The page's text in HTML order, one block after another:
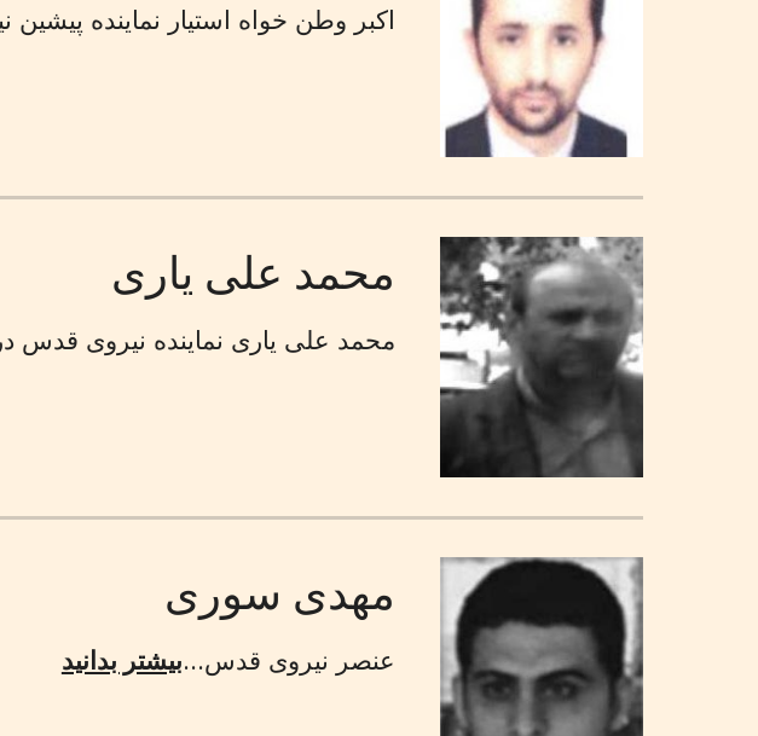
اكبر وطن خواه استيار نماينده
محمد على يارى
محمد على يارى نماينده نيروى قدس
مهدی سوری
عنصر نیروی قدس...بیشتر بدانید